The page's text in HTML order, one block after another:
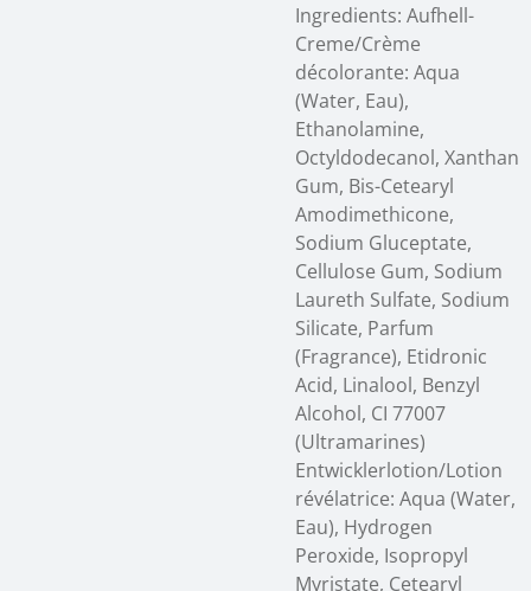
Ingredients: Aufhell-
Creme/Crème
décolorante: Aqua
(Water, Eau),
Ethanolamine,
Octyldodecanol, Xanthan
Gum, Bis-Cetearyl
Amodimethicone,
Sodium Gluceptate,
Cellulose Gum, Sodium
Laureth Sulfate, Sodium
Silicate, Parfum
(Fragrance), Etidronic
Acid, Linalool, Benzyl
Alcohol, CI 77007
(Ultramarines)
Entwicklerlotion/Lotion
révélatrice: Aqua (Water,
Eau), Hydrogen
Peroxide, Isopropyl
Myristate, Cetearyl